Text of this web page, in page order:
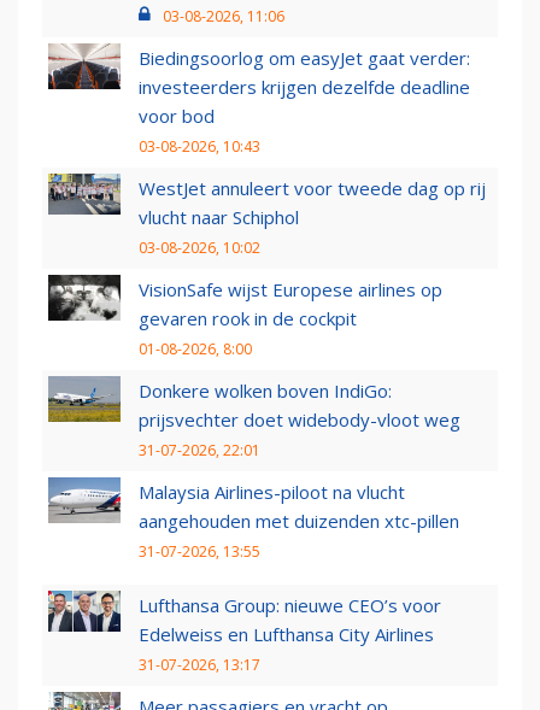
03-08-2026, 11:06
Biedingsoorlog om easyJet gaat verder:
investeerders krijgen dezelfde deadline
voor bod
03-08-2026, 10:43
WestJet annuleert voor tweede dag op rij
vlucht naar Schiphol
03-08-2026, 10:02
VisionSafe wijst Europese airlines op
gevaren rook in de cockpit
01-08-2026, 8:00
Donkere wolken boven IndiGo:
prijsvechter doet widebody-vloot weg
31-07-2026, 22:01
Malaysia Airlines-piloot na vlucht
aangehouden met duizenden xtc-pillen
31-07-2026, 13:55
Lufthansa Group: nieuwe CEO’s voor
Edelweiss en Lufthansa City Airlines
31-07-2026, 13:17